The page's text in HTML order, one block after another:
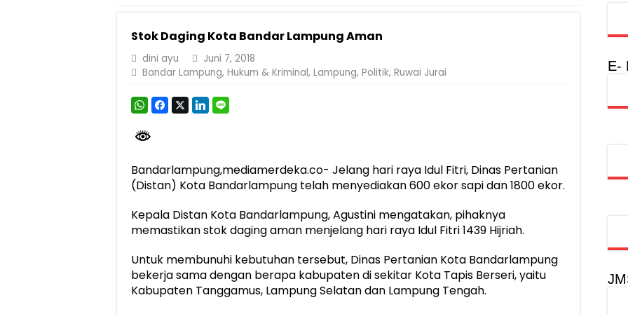
Jasa Raharja Jamin Seluruh Korban Kebakaran KM Mutiara Sentosa II di Perairan Sumenep
Gelar Audiensi, Jasa Raharja dan Kementerian PANRB Perkuat Koordinasi Tingkatkan Kepatuhan PKB dan
Pemprov Lampung Dukung Penuh Lampung Financial Festival, Perkuat Literasi Keuangan Generasi Muda
Pengesahan Raperda APBD 2025 Jadi Langkah Penguatan Akuntabilitas dan Pembangunan Lampung
Stok Daging Kota Bandar Lampung Aman
dini ayu
Juni 7, 2018
Bandar Lampung, Hukum & Kriminal, Lampung, Politik, Ruwai Jurai
Bandarlampung,mediamerdeka.co- Jelang hari raya Idul Fitri, Dinas Pertanian
(Distan) Kota Bandarlampung telah menyediakan 600 ekor sapi dan 1800 ekor.
Kepala Distan Kota Bandarlampung, Agustini mengatakan, pihaknya
memastikan stok daging aman menjelang hari raya Idul Fitri 1439 Hijriah.
Untuk membunuhi kebutuhan tersebut, Dinas Pertanian Kota Bandarlampung
bekerja sama dengan berapa kabupaten di sekitar Kota Tapis Berseri, yaitu
Kabupaten Tanggamus, Lampung Selatan dan Lampung Tengah.
E-